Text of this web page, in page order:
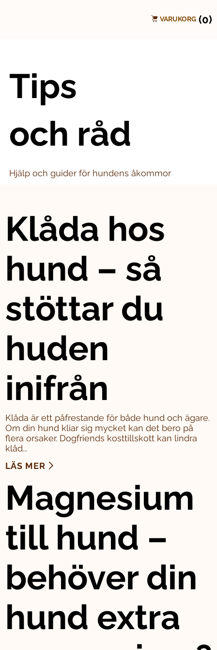
VARUKORG (0)
Tips
och råd
Hjälp och guider för hundens åkommor
Klåda hos
hund – så
stöttar du
huden
inifrån
Klåda är ett påfrestande för både hund och ägare.
Om din hund kliar sig mycket kan det bero på
flera orsaker. Dogfriends kosttillskott kan lindra
klåd...
LÄS MER
Magnesium
till hund –
behöver din
hund extra